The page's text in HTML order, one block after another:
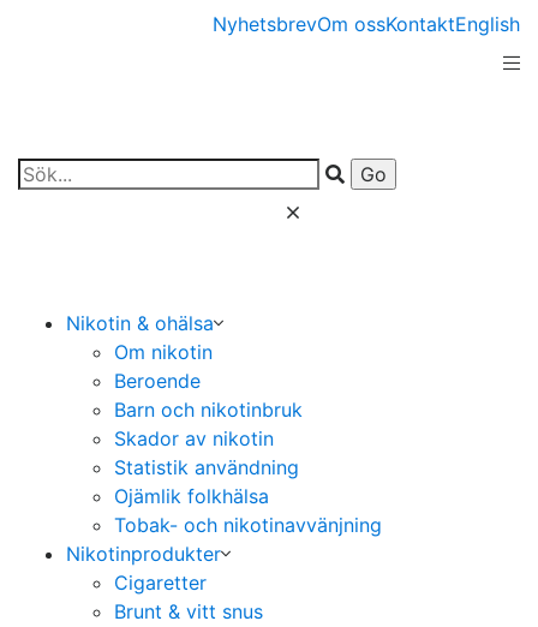
NyhetsbrevOm ossKontaktEnglish
Nikotin & ohälsa
Om nikotin
Beroende
Barn och nikotinbruk
Skador av nikotin
Statistik användning
Ojämlik folkhälsa
Tobak- och nikotinavvänjning
Nikotinprodukter
Cigaretter
Brunt & vitt snus